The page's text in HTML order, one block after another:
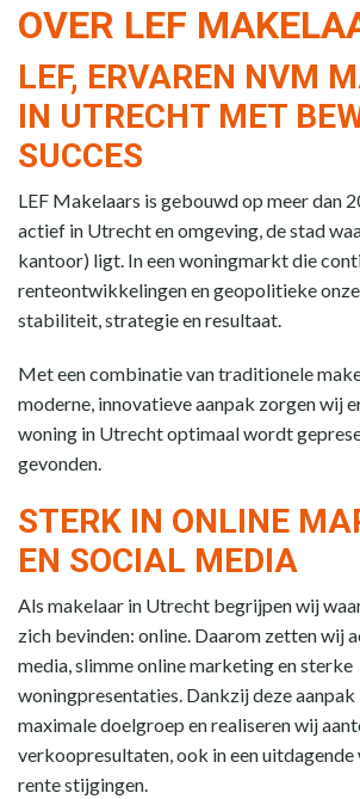
OVER LEF
LEF, ERVAREN NVM
IN UTRECHT MET
SUCCES
LEF Makelaars is gebouwd op meer dan
actief in Utrecht en omgeving, de stad
kantoor) ligt. In een woningmarkt die
renteontwikkelingen en geopolitieke
stabiliteit, strategie en resultaat.
Met een combinatie van traditionele
moderne, innovatieve aanpak zorgen wij
woning in Utrecht optimaal wordt
gevonden.
STERK IN ONLINE
EN SOCIAL MEDIA
Als makelaar in Utrecht begrijpen wij
zich bevinden: online. Daarom zetten wij
media, slimme online marketing en sterke
woningpresentaties. Dankzij deze
maximale doelgroep en realiseren wij
verkoopresultaten, ook in een
rente stijgingen.